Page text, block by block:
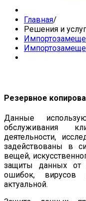
Главная/
Решения и
Резервное
Данные
обслуживания
деятельности,
задействованы в
вещей,
защиты данных от
ошибок, вирусов
актуальной.